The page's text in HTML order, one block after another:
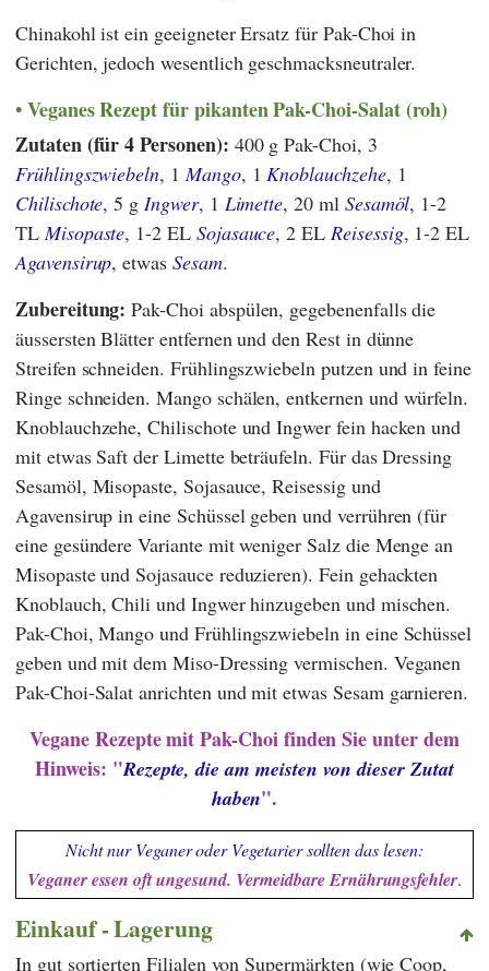
Chinakohl ist ein geeigneter Ersatz für Pak-Choi in
Gerichten, jedoch wesentlich geschmacksneutraler.
Veganes Rezept für pikanten Pak-Choi-Salat (roh)
Zutaten (für 4 Personen): 400 g Pak-Choi, 3
Frühlingszwiebeln, 1Mango, 1Knoblauchzehe, 1
Chilischote, 5 gIngwer, 1 Limette, 20 ml Sesamöl, 1-2
TLMisopaste, 1-2 EL Sojasauce, 2 ELReisessig, 1-2 EL
Agavensirup, etwas Sesam.
Zubereitung:Pak-Choi abspülen, gegebenenfalls die
äussersten Blätter entfernen und den Rest in dünne
Streifen schneiden. Frühlingszwiebeln putzen und in feine
Ringe schneiden. Mango schälen, entkernen und würfeln.
Knoblauchzehe, Chilischote und Ingwer fein hacken und
mit etwas Saft der Limette beträufeln. Für das Dressing
Sesamöl, Misopaste, Sojasauce, Reisessig und
Agavensirup in eine Schüssel geben und verrühren (für
eine gesündere Variante mit weniger Salz die Menge an
Misopaste und Sojasauce reduzieren). Fein gehackten
Knoblauch, Chili und Ingwer hinzugeben und mischen.
Pak-Choi, Mango und Frühlingszwiebeln in eine Schüssel
geben und mit dem Miso-Dressing vermischen. Veganen
Pak-Choi-Salat anrichten und mit etwas Sesam garnieren.
Vegane Rezepte mit Pak-Choi finden Sie unter dem
Hinweis: "Rezepte, die am meisten von dieser Zutat
haben".
Nicht nur Veganer oder Vegetarier sollten das lesen:
Veganer essen oft ungesund. Vermeidbare Ernährungsfehler.
Einkauf - Lagerung
In gut sortierten Filialen von Supermärkten (wieCoop,